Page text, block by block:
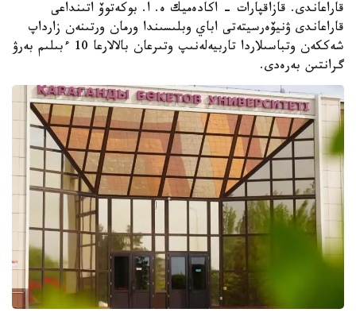
قاراعاندى. قازاقپارات - اكادەميك ە. ا. بوكەتوۆ اتىنداعى
قاراعاندى ۋنيۆەرسيتەتى اباي وبلىسىندا ورمان ورتىنەن زارداپ
شەككەن وتباسىلاردا تاربيەلەنىپ وتىرعان بالالارعا 10 ءبىلىم بەرۋ
گرانتىن بەرەدى.